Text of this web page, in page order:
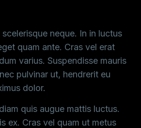
neque. In in luctus
quam ante. Cras vel erat
varius. Suspendisse mauris
pulvinar ut, hendrerit eu
dolor.
quis augue mattis luctus.
ex. Cras vel quam ut metus